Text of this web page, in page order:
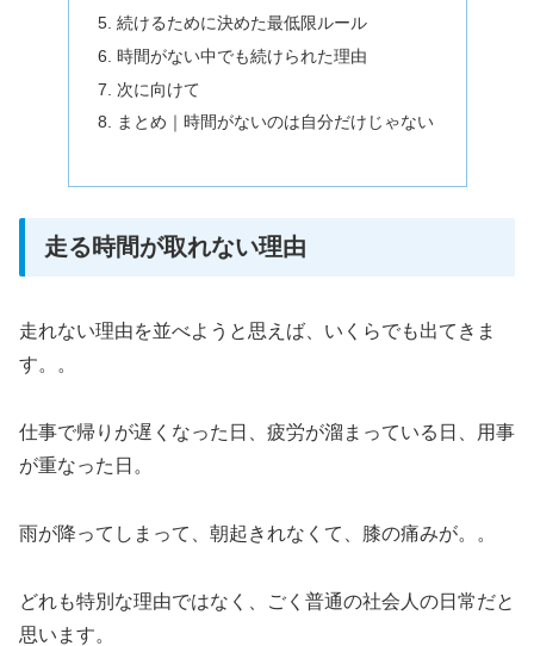
続けるために決めた最低限ルール
時間がない中でも続けられた理由
次に向けて
まとめ｜時間がないのは自分だけじゃない
走る時間が取れない理由
走れない理由を並べようと思えば、いくらでも出てきま
す。。
仕事で帰りが遅くなった日、疲労が溜まっている日、用事
が重なった日。
雨が降ってしまって、朝起きれなくて、膝の痛みが。。
どれも特別な理由ではなく、ごく普通の社会人の日常だと
思います。